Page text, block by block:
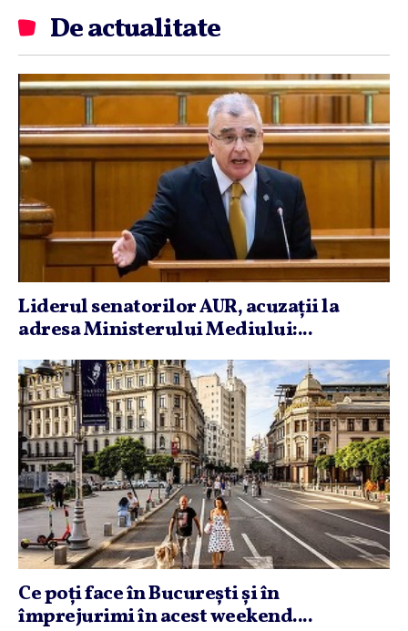
De actualitate
Liderul senatorilor AUR, acuzaţii la
adresa Ministerului Mediului:...
Ce poţi face în Bucureşti şi în
împrejurimi în acest weekend....